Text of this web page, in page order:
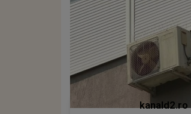
kanald2.ro